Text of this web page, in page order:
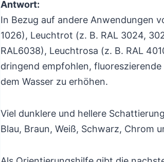
Antwort:
In Bezug auf andere Anwendungen
1026), Leuchtrot (z. B. RAL 3024,
RAL6038), Leuchtrosa (z. B. RAL
dringend empfohlen,
dem Wasser zu erhöhen.
Viel dunklere und hellere
Blau, Braun, Weiß, Schwarz, Chrom